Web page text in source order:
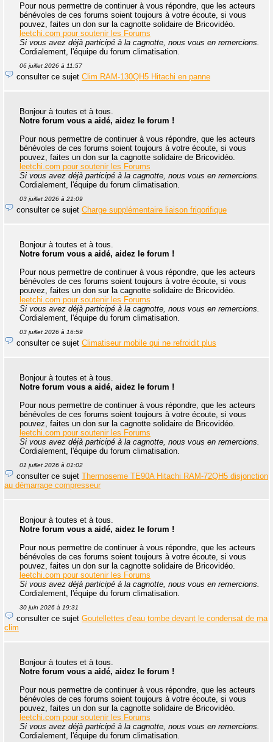
Pour nous permettre de continuer à vous répondre, que les acteurs
bénévoles de ces forums soient toujours à votre écoute, si vous
pouvez, faites un don sur la cagnotte solidaire de Bricovidéo.
leetchi.com pour soutenir les Forums
Si vous avez déjà participé à la cagnotte, nous vous en remercions.
Cordialement, l'équipe du forum climatisation.
06 juillet 2026 à 11:57
consulter ce sujet Clim RAM-130QH5 Hitachi en panne
Bonjour à toutes et à tous.
Notre forum vous a aidé, aidez le forum !
Pour nous permettre de continuer à vous répondre, que les acteurs
bénévoles de ces forums soient toujours à votre écoute, si vous
pouvez, faites un don sur la cagnotte solidaire de Bricovidéo.
leetchi.com pour soutenir les Forums
Si vous avez déjà participé à la cagnotte, nous vous en remercions.
Cordialement, l'équipe du forum climatisation.
03 juillet 2026 à 21:09
consulter ce sujet Charge supplémentaire liaison frigorifique
Bonjour à toutes et à tous.
Notre forum vous a aidé, aidez le forum !
Pour nous permettre de continuer à vous répondre, que les acteurs
bénévoles de ces forums soient toujours à votre écoute, si vous
pouvez, faites un don sur la cagnotte solidaire de Bricovidéo.
leetchi.com pour soutenir les Forums
Si vous avez déjà participé à la cagnotte, nous vous en remercions.
Cordialement, l'équipe du forum climatisation.
03 juillet 2026 à 16:59
consulter ce sujet Climatiseur mobile qui ne refroidit plus
Bonjour à toutes et à tous.
Notre forum vous a aidé, aidez le forum !
Pour nous permettre de continuer à vous répondre, que les acteurs
bénévoles de ces forums soient toujours à votre écoute, si vous
pouvez, faites un don sur la cagnotte solidaire de Bricovidéo.
leetchi.com pour soutenir les Forums
Si vous avez déjà participé à la cagnotte, nous vous en remercions.
Cordialement, l'équipe du forum climatisation.
01 juillet 2026 à 01:02
consulter ce sujet Thermoseme TE90A Hitachi RAM-72QH5 disjonction
au démarrage compresseur
Bonjour à toutes et à tous.
Notre forum vous a aidé, aidez le forum !
Pour nous permettre de continuer à vous répondre, que les acteurs
bénévoles de ces forums soient toujours à votre écoute, si vous
pouvez, faites un don sur la cagnotte solidaire de Bricovidéo.
leetchi.com pour soutenir les Forums
Si vous avez déjà participé à la cagnotte, nous vous en remercions.
Cordialement, l'équipe du forum climatisation.
30 juin 2026 à 19:31
consulter ce sujet Goutellettes d'eau tombe devant le condensat de ma
clim
Bonjour à toutes et à tous.
Notre forum vous a aidé, aidez le forum !
Pour nous permettre de continuer à vous répondre, que les acteurs
bénévoles de ces forums soient toujours à votre écoute, si vous
pouvez, faites un don sur la cagnotte solidaire de Bricovidéo.
leetchi.com pour soutenir les Forums
Si vous avez déjà participé à la cagnotte, nous vous en remercions.
Cordialement, l'équipe du forum climatisation.